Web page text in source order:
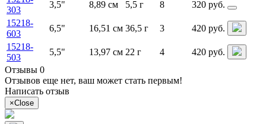
303
3,5" 8,89 см 5,5 г 8
320 руб.
15218-
603
6,5" 16,51 см 36,5 г 3
420 руб.
15218-
503
5,5" 13,97 см 22 г 4
420 руб.
Отзывы 0
Отзывов еще нет, ваш может стать первым!
Написать отзыв
×Close